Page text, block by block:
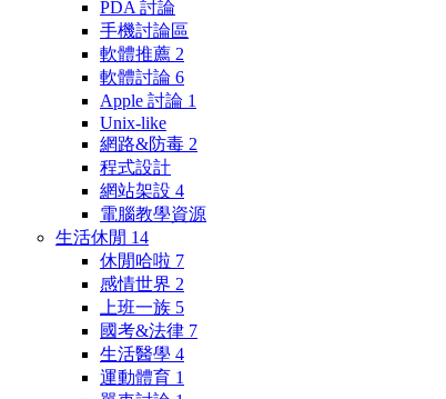
PDA 討論
手機討論區
軟體推薦 2
軟體討論 6
Apple 討論 1
Unix-like
網路&防毒 2
程式設計
網站架設 4
電腦教學資源
生活休閒 14
休閒哈啦 7
感情世界 2
上班一族 5
國考&法律 7
生活醫學 4
運動體育 1